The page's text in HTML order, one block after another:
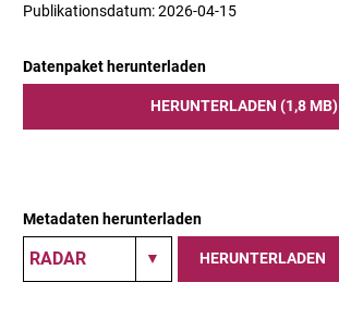
Publikationsdatum: 2026-04-15
Datenpaket herunterladen
HERUNTERLADEN (1,8 MB)
Metadaten herunterladen
HERUNTERLADEN